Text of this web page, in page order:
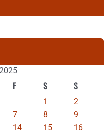
F S S
1
2
7 8
9
14 15
16